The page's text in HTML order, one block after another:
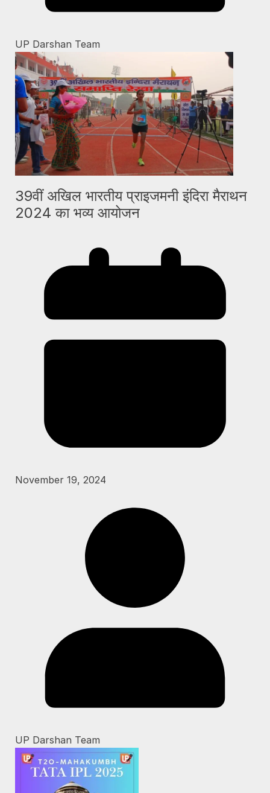
UP Darshan Team
39वीं अखिल भारतीय प्राइजमनी इंदिरा मैराथन
2024 का भव्य आयोजन
November 19, 2024
UP Darshan Team